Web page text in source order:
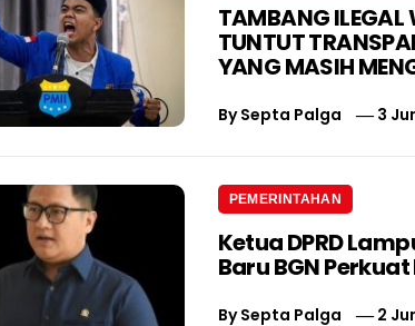
TAMBANG ILEGAL
TUNTUT
YANG MASIH
BySepta Palga 3
PEMERINTAHAN
Ketua DPRD
Baru BGN
BySepta Palga 2